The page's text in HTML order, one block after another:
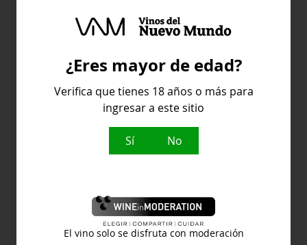
Feteasca Negra
TE WA
Feteasca
Negra
Comprar
¿Eres mayor de edad?
Verifica que tienes 18 años o más para
ingresar a este sitio
Sí No
El vino solo se disfruta con moderación